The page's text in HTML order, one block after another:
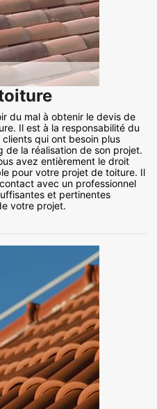
du mal à obtenir le devis de
Il est à la responsabilité du
qui ont besoin plus
de la réalisation de son projet.
avez entièrement le droit
pour votre projet de toiture. Il
avec un professionnel
et pertinentes
votre projet.